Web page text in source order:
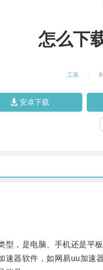
怎么下
工具
安卓下载
，是电脑、手机还是平板
器软件，如网易uu加速器